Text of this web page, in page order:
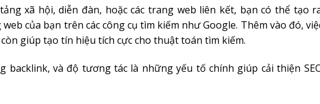
xã hội, diễn đàn, hoặc các trang web liên kết, bạn có thể tạo
của bạn trên các công cụ tìm kiếm như Google. Thêm vào đó,
giúp tạo tín hiệu tích cực cho thuật toán tìm kiếm.
và độ tương tác là những yếu tố chính giúp cải thiện